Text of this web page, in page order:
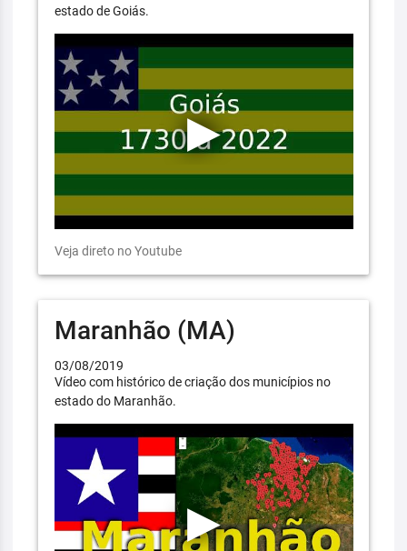
estado de Goiás.
Veja direto no Youtube
Maranhão (MA)
03/08/2019
Vídeo com histórico de criação dos municípios no
estado do Maranhão.